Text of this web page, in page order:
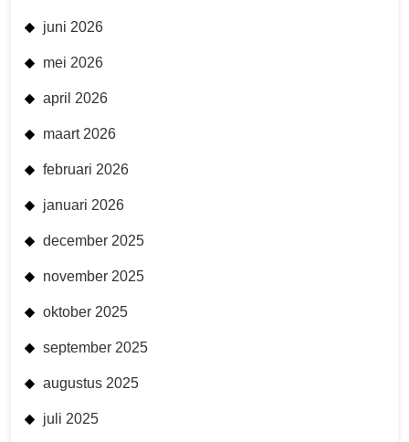
juni 2026
mei 2026
april 2026
maart 2026
februari 2026
januari 2026
december 2025
november 2025
oktober 2025
september 2025
augustus 2025
juli 2025